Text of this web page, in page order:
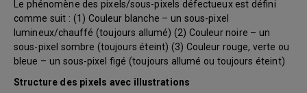
Le phénomène des pixels/sous-pixels défectueux est défini
comme suit : (1) Couleur blanche – un sous-pixel
lumineux/chauffé (toujours allumé) (2) Couleur noire – un
sous-pixel sombre (toujours éteint) (3) Couleur rouge, verte ou
bleue – un sous-pixel figé (toujours allumé ou toujours éteint)
Structure des pixels avec illustrations